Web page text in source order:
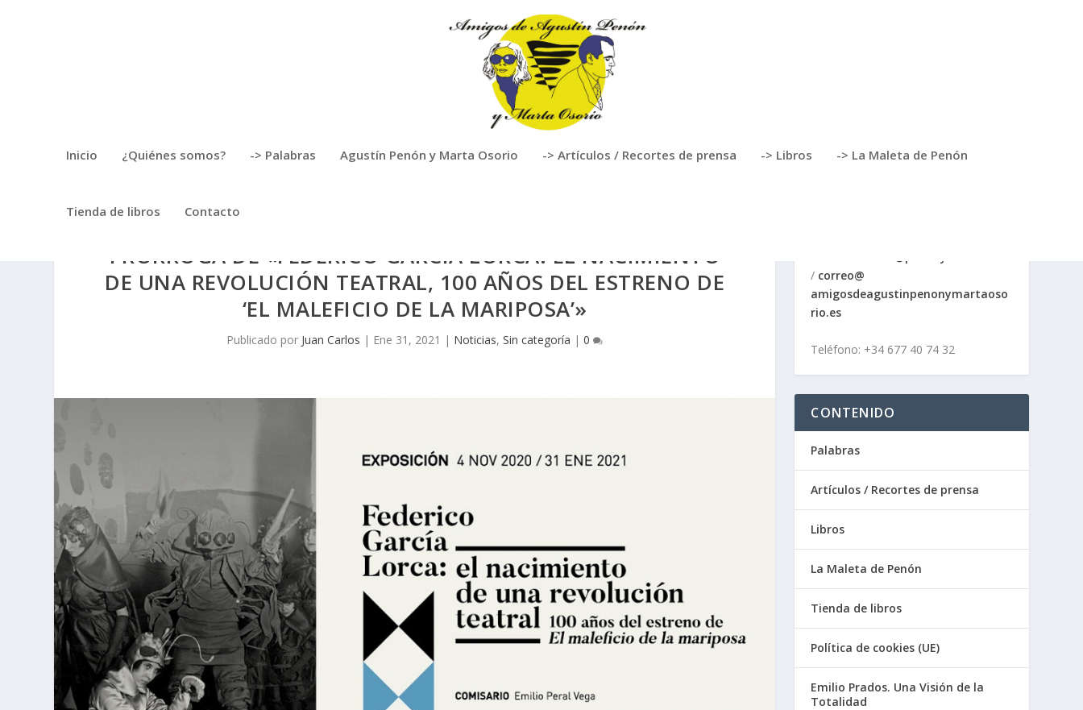
Inicio ¿Quiénes somos? -> Palabras Agustín Penón y Marta Osorio -> Artículos / Recortes de prensa -> Libros -> La Maleta de Penón
Tienda de libros Contacto
PRÓRROGA DE «FEDERICO GARCÍA LORCA: EL NACIMIENTO
DE UNA REVOLUCIÓN TEATRAL, 100 AÑOS DEL ESTRENO DE
‘EL MALEFICIO DE LA MARIPOSA’»
Publicado por Juan Carlos | Ene 31, 2021 | Noticias,Sin categoría |0
/ correo@
amigosdeagustinpenonymartaoso
rio.es
Teléfono: +34 677 40 74 32
CONTENIDO
Palabras
Artículos / Recortes de prensa
Libros
La Maleta de Penón
Tienda de libros
Política de cookies (UE)
Emilio Prados. Una Visión de la
Totalidad